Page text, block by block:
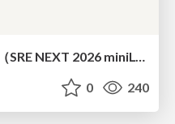
信頼性について考えてみる（SRE NEXT 2026 miniLT）
0 240